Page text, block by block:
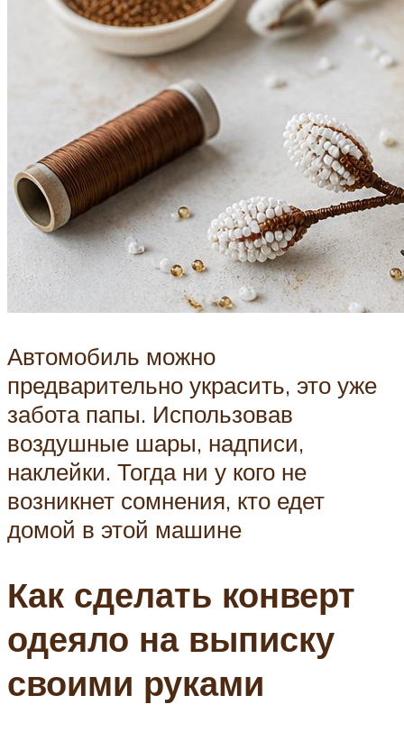
Автомобиль можно
предварительно украсить, это уже
забота папы. Использовав
воздушные шары, надписи,
наклейки. Тогда ни у кого не
возникнет сомнения, кто едет
домой в этой машине
Как сделать конверт
одеяло на выписку
своими руками